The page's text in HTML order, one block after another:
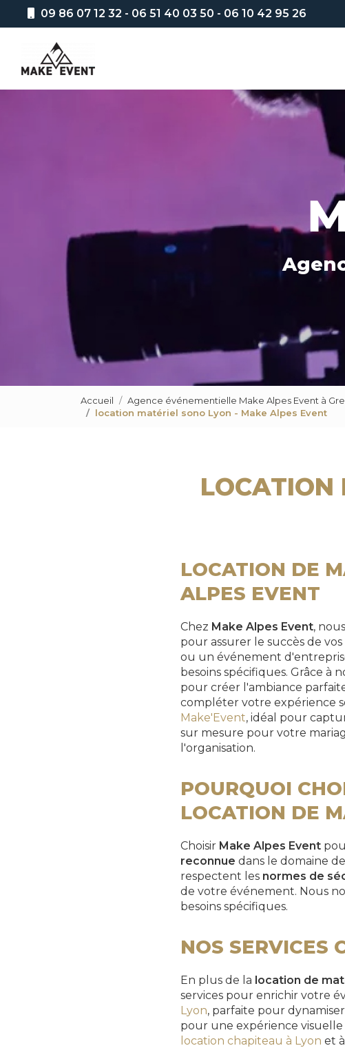
principal
09 86 07 12 32 - 06 51 40 03 50 - 06 10 42 95 26
Accueil Agence événementielle Make Alpes Event à
location matériel sono Lyon - Make Alpes Event
LOCATION
LOCATION DE
ALPES EVENT
Chez Make Alpes Event,
pour assurer le succès de
ou un événement
besoins spécifiques. Grâce à
pour créer l'ambiance
compléter votre expérience
Make'Event, idéal pour
sur mesure pour votre
l'organisation.
POURQUOI
LOCATION DE
Choisir Make Alpes Event
reconnue dans le domaine
respectent les normes de
de votre événement. Nous
besoins spécifiques.
NOS SERVICES
En plus de la location de
services pour enrichir votre
Lyon, parfaite pour
pour une expérience
location chapiteau à Lyon et